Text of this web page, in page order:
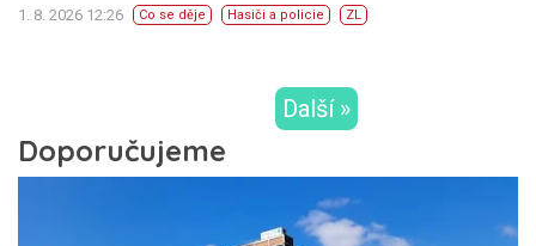
1. 8. 2026 12:26 Co se děje Hasiči a policie ZL
Další »